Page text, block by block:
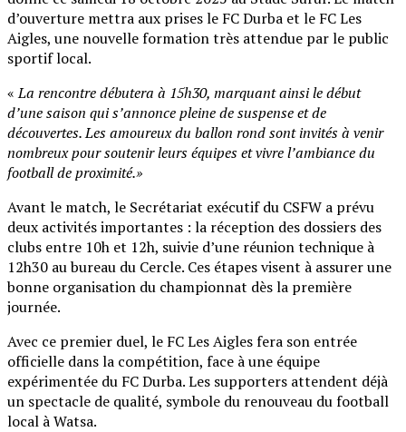
d’ouverture mettra aux prises le FC Durba et le FC Les
Aigles, une nouvelle formation très attendue par le public
sportif local.
«La rencontre débutera à 15h30, marquant ainsi le début
d’une saison qui s’annonce pleine de suspense et de
découvertes. Les amoureux du ballon rond sont invités à venir
nombreux pour soutenir leurs équipes et vivre l’ambiance du
football de proximité.»
Avant le match, le Secrétariat exécutif du CSFW a prévu
deux activités importantes : la réception des dossiers des
clubs entre 10h et 12h, suivie d’une réunion technique à
12h30 au bureau du Cercle. Ces étapes visent à assurer une
bonne organisation du championnat dès la première
journée.
Avec ce premier duel, le FC Les Aigles fera son entrée
officielle dans la compétition, face à une équipe
expérimentée du FC Durba. Les supporters attendent déjà
un spectacle de qualité, symbole du renouveau du football
local à Watsa.